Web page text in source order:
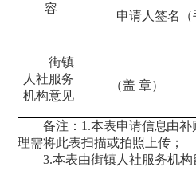
容
申请人签名（
街镇
人社服务
机构意见
（盖 章）
备注： 1.本表申请信息由补
理需将此表扫描或拍照上传；
3.本表由街镇人社服务机构